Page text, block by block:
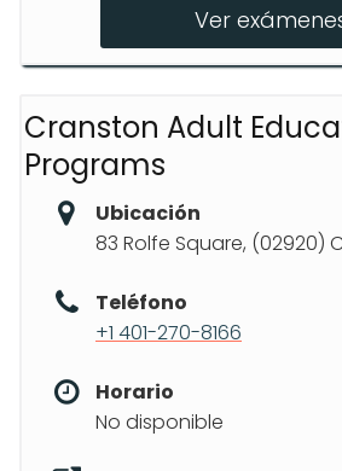
Ver
Cranston Adult
Programs
Ubicación
83 Rolfe Square, (02920)
Teléfono
+1 401-270-8166
Horario
No disponible